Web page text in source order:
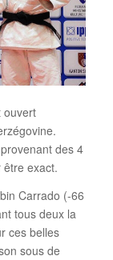
ouvert
des 4
exact.
Carrado (-66
tous deux la
ces belles
sous de